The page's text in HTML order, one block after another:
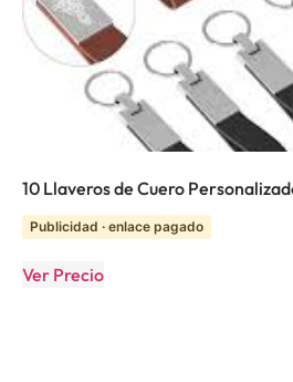
10 Llaveros de Cuero
Publicidad · enlace pagado
Ver Precio